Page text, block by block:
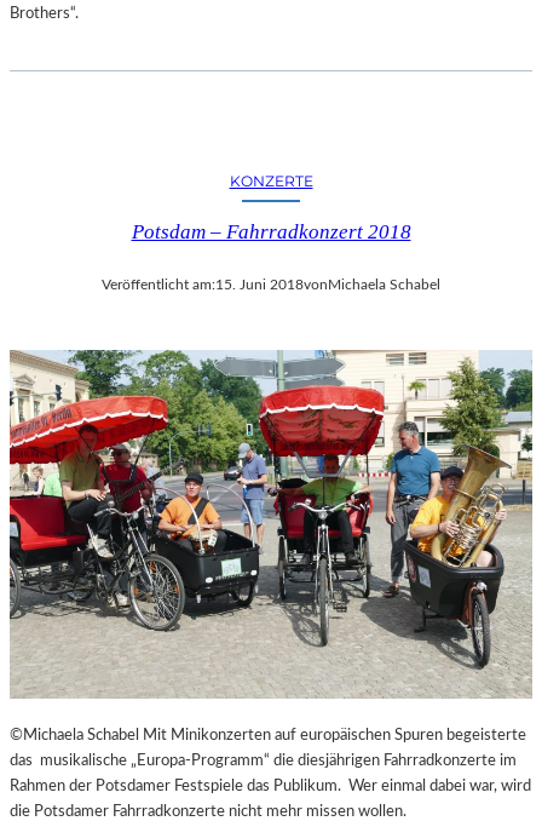
Brothers“.
KONZERTE
Potsdam – Fahrradkonzert 2018
Veröffentlicht am:15. Juni 2018vonMichaela Schabel
©Michaela Schabel Mit Minikonzerten auf europäischen Spuren begeisterte
das musikalische „Europa-Programm“ die diesjährigen Fahrradkonzerte im
Rahmen der Potsdamer Festspiele das Publikum. Wer einmal dabei war, wird
die Potsdamer Fahrradkonzerte nicht mehr missen wollen.